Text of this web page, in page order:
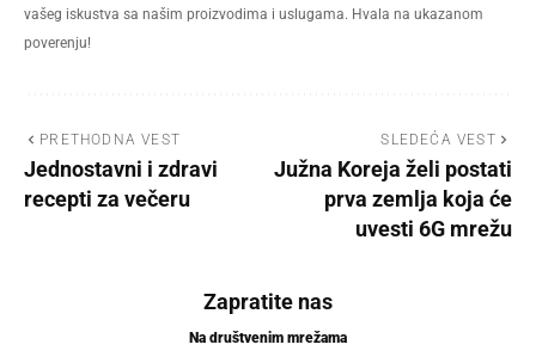
vašeg iskustva sa našim proizvodima i uslugama. Hvala na ukazanom
poverenju!
PRETHODNA VEST
Jednostavni i zdravi
recepti za večeru
SLEDEĆA VEST
Južna Koreja želi postati
prva zemlja koja će
uvesti 6G mrežu
Zapratite nas
Na društvenim mrežama